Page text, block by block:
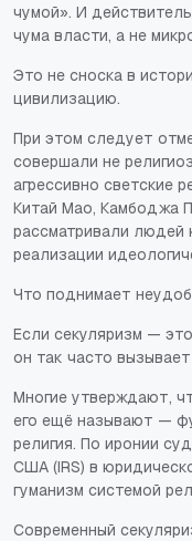
чумой». И
чума власти, а не
Это не сноска в
цивилизацию.
При этом следует
совершали не
агрессивно светские
Китай Мао, Камбоджа
рассматривали людей
реализации
Что поднимает
Если секуляризм —
он так часто
Многие утверждают,
его ещё называют —
религия. По иронии
США (IRS) в
гуманизм системой
Современный